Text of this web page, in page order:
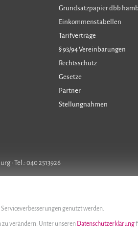
Grundsatzpapier dbb
Einkommenstabellen
Tarifverträge
§ 93/94 Vereinbarungen
Rechtsschutz
Gesetze
Partner
Stellungnahmen
• Tel.: 040 2513926
genutzt werden.
zu verändern. Unter unseren Datenschutzerklärung